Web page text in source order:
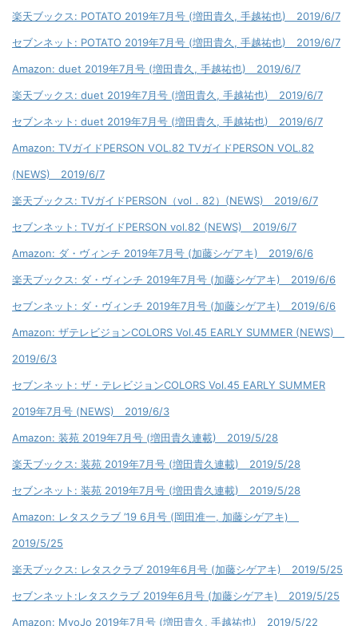
楽天ブックス: POTATO 2019年7月号 (増田貴久, 手越祐也) 2019/6/7
セブンネット: POTATO 2019年7月号 (増田貴久, 手越祐也) 2019/6/7
Amazon: duet 2019年7月号 (増田貴久, 手越祐也) 2019/6/7
楽天ブックス: duet 2019年7月号 (増田貴久, 手越祐也) 2019/6/7
セブンネット: duet 2019年7月号 (増田貴久, 手越祐也) 2019/6/7
Amazon: TVガイドPERSON VOL.82 TVガイドPERSON VOL.82
(NEWS) 2019/6/7
楽天ブックス: TVガイドPERSON（vol．82）(NEWS) 2019/6/7
セブンネット: TVガイドPERSON vol.82 (NEWS) 2019/6/7
Amazon: ダ・ヴィンチ 2019年7月号 (加藤シゲアキ) 2019/6/6
楽天ブックス: ダ・ヴィンチ 2019年7月号 (加藤シゲアキ) 2019/6/6
セブンネット: ダ・ヴィンチ 2019年7月号 (加藤シゲアキ) 2019/6/6
Amazon: ザテレビジョンCOLORS Vol.45 EARLY SUMMER (NEWS)
2019/6/3
セブンネット: ザ・テレビジョンCOLORS Vol.45 EARLY SUMMER
2019年7月号 (NEWS) 2019/6/3
Amazon: 装苑 2019年7月号 (増田貴久連載) 2019/5/28
楽天ブックス: 装苑 2019年7月号 (増田貴久連載) 2019/5/28
セブンネット: 装苑 2019年7月号 (増田貴久連載) 2019/5/28
Amazon: レタスクラブ ’19 6月号 (岡田准一, 加藤シゲアキ)
2019/5/25
楽天ブックス: レタスクラブ 2019年6月号 (加藤シゲアキ) 2019/5/25
セブンネット:レタスクラブ 2019年6月号 (加藤シゲアキ) 2019/5/25
Amazon: MyoJo 2019年7月号 (増田貴久, 手越祐也) 2019/5/22